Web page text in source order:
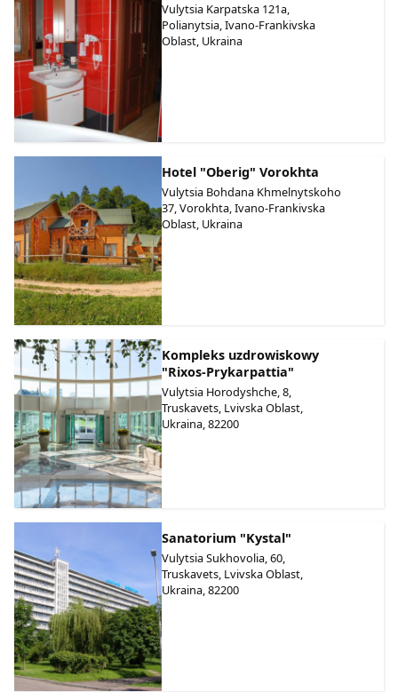
Vulytsia Karpatska 121a,
Polianytsia, Ivano-Frankivska
Oblast, Ukraina
Hotel "Oberig" Vorokhta
Vulytsia Bohdana Khmelnytskoho
37, Vorokhta, Ivano-Frankivska
Oblast, Ukraina
Kompleks uzdrowiskowy
"Rixos-Prykarpattia"
Vulytsia Horodyshche, 8,
Truskavets, Lvivska Oblast,
Ukraina, 82200
Sanatorium "Kystal"
Vulytsia Sukhovolia, 60,
Truskavets, Lvivska Oblast,
Ukraina, 82200